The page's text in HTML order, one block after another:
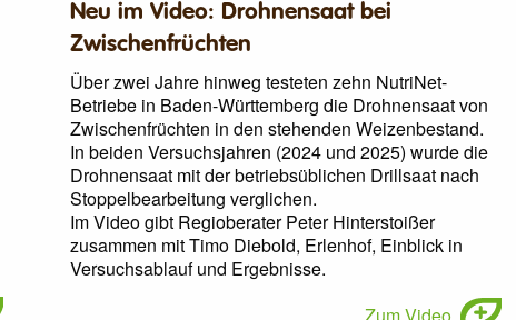
Neu im Video: Drohnensaat bei
Zwischenfrüchten
Über zwei Jahre hinweg testeten zehn NutriNet-
Betriebe in Baden-Württemberg die Drohnensaat von
Zwischenfrüchten in den stehenden Weizenbestand.
In beiden Versuchsjahren (2024 und 2025) wurde die
Drohnensaat mit der betriebsüblichen Drillsaat nach
Stoppelbearbeitung verglichen.
Im Video gibt Regioberater Peter Hinterstoißer
zusammen mit Timo Diebold, Erlenhof, Einblick in
Versuchsablauf und Ergebnisse.
Zum Video